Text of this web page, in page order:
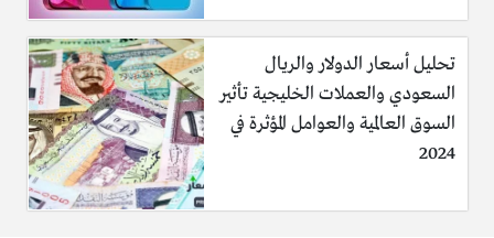
تحليل أسعار الدولار والريال
السعودي والعملات الخليجية تأثير
السوق العالمية والعوامل المؤثرة في
2024